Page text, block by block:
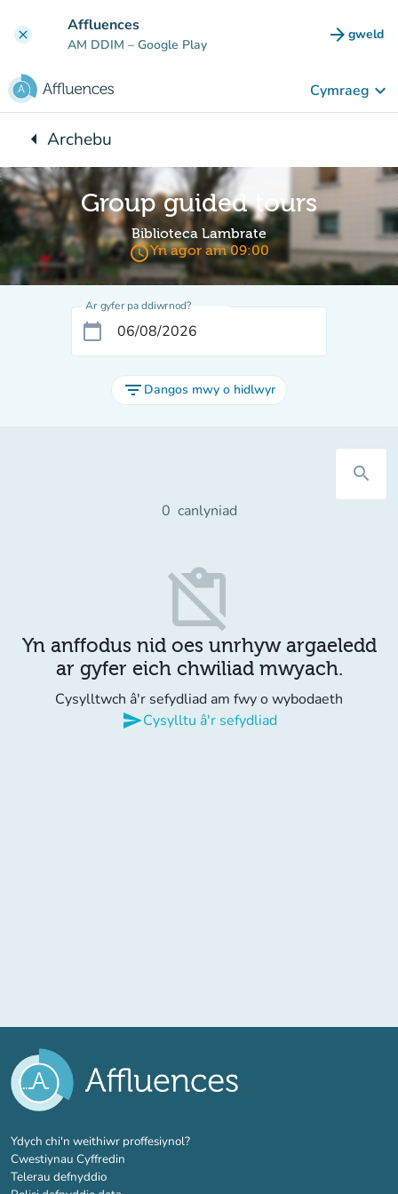
clear Affluences
AM DDIM – Google Play arrow_forward gweld
(tab
Cymraeg keyboard_arrow_down
arrow_leftYn ôl i:
Archebu
Group guided tours
Biblioteca Lambrate
access_timeYn agor am 09:00
Ar gyfer pa ddiwrnod?
calendar_today
filter_list Dangos mwy o hidlwyr
search
0 canlyniad
content_paste_off
Yn anffodus nid oes unrhyw argaeledd
ar gyfer eich chwiliad mwyach.
Cysylltwch â'r sefydliad am fwy o wybodaeth
sendCysylltu â'r sefydliad
Ydych chi'n weithiwr proffesiynol?(tab newydd)
Cwestiynau Cyffredin
Telerau defnyddio